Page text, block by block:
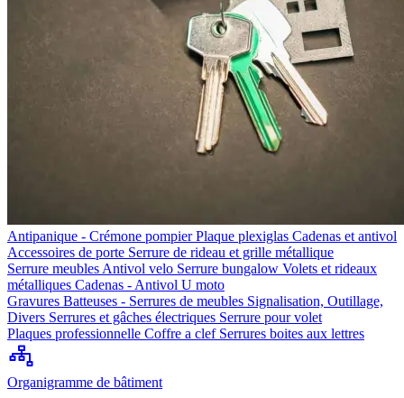
Antipanique - Crémone pompierPlaque plexiglas Cadenas et antivol
Accessoires de porte Serrure de rideau et grille métallique
Serrure meubles Antivol velo Serrure bungalow Volets et rideaux
métalliques Cadenas - Antivol U moto
Gravures Batteuses - Serrures de meubles Signalisation, Outillage,
Divers Serrures et gâches électriques Serrure pour volet
Plaques professionnelle Coffre a clef Serrures boites aux lettres
Organigramme de bâtiment